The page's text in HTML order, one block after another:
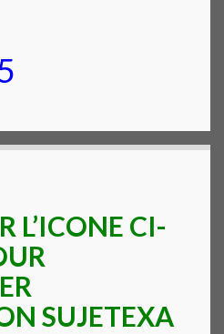
L’ICONE CI-
SUJETEXA